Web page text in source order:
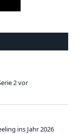
2 vor
ins Jahr 2026